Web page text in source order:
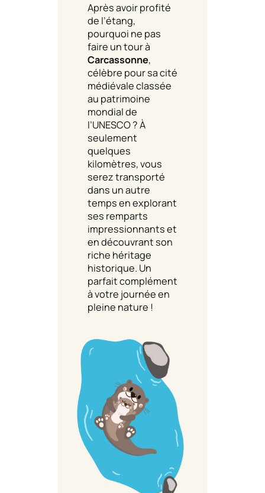
Après avoir profité
de l’étang,
pourquoi ne pas
faire un tour à
Carcassonne,
célèbre pour sa cité
médiévale classée
au patrimoine
mondial de
l’UNESCO ? À
seulement
quelques
kilomètres, vous
serez transporté
dans un autre
temps en explorant
ses remparts
impressionnants et
en découvrant son
riche héritage
historique. Un
parfait complément
à votre journée en
pleine nature !